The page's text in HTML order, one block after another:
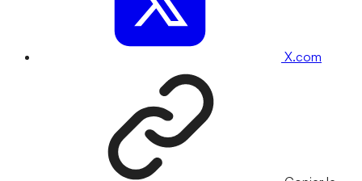
X.com